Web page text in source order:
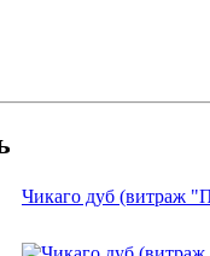
Чикаго дуб (витраж